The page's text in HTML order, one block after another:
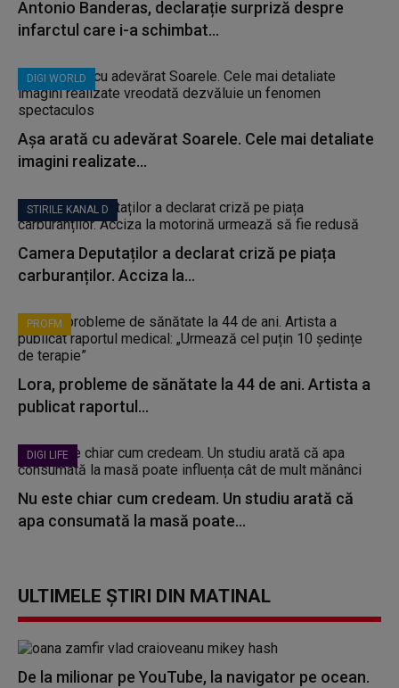
Antonio Banderas, declarație surpriză despre
infarctul care i-a schimbat...
DIGI WORLD
Așa arată cu adevărat Soarele. Cele mai detaliate
imagini realizate...
STIRILE KANAL D
Camera Deputaților a declarat criză pe piața
carburanților. Acciza la...
PROFM
Lora, probleme de sănătate la 44 de ani. Artista a
publicat raportul...
DIGI LIFE
Nu este chiar cum credeam. Un studiu arată că
apa consumată la masă poate...
ULTIMELE ȘTIRI DIN MATINAL
De la milionar pe YouTube, la navigator pe ocean.